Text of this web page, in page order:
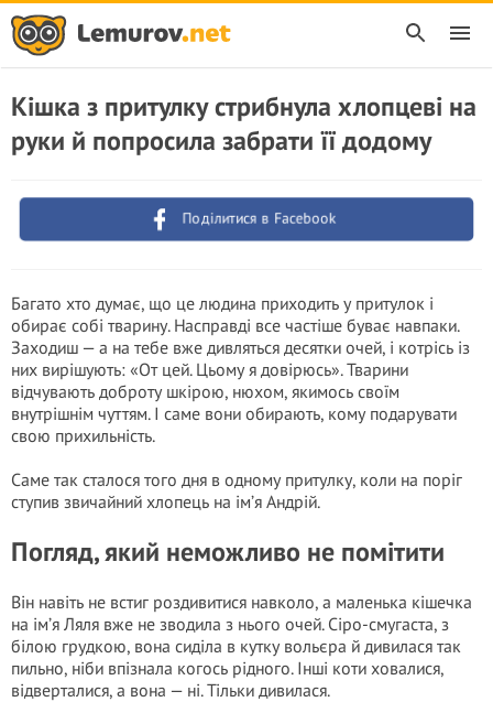
Кішка з притулку стрибнула хлопцеві на
руки й попросила забрати її додому
Поділитися в Facebook
Багато хто думає, що це людина приходить у притулок і
обирає собі тварину. Насправді все частіше буває навпаки.
Заходиш — а на тебе вже дивляться десятки очей, і котрісь із
них вирішують: «От цей. Цьому я довірюсь». Тварини
відчувають доброту шкірою, нюхом, якимось своїм
внутрішнім чуттям. І саме вони обирають, кому подарувати
свою прихильність.
Саме так сталося того дня в одному притулку, коли на поріг
ступив звичайний хлопець на ім’я Андрій.
Погляд, який неможливо не помітити
Він навіть не встиг роздивитися навколо, а маленька кішечка
на ім’я Ляля вже не зводила з нього очей. Сіро-смугаста, з
білою грудкою, вона сиділа в кутку вольєра й дивилася так
пильно, ніби впізнала когось рідного. Інші коти ховалися,
відверталися, а вона — ні. Тільки дивилася.